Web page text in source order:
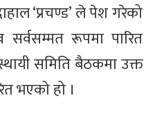
‘प्रचण्ड’ ले पेश गरेको
सर्वसम्मत रूपमा पारित
समिति बैठकमा उक्त
भएको हो ।